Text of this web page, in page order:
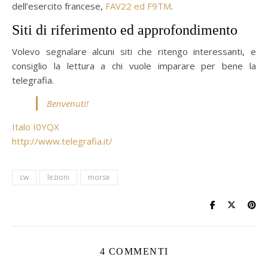
dell’esercito francese, FAV22 ed F9TM.
Siti di riferimento ed approfondimento
Volevo segnalare alcuni siti che ritengo interessanti, e
consiglio la lettura a chi vuole imparare per bene la
telegrafia.
Benvenuti!
Italo I0YQX
http://www.telegrafia.it/
cw lezioni morse
4 COMMENTI